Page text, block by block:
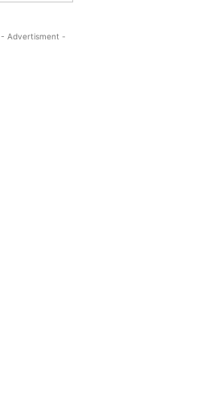
- Advertisment -